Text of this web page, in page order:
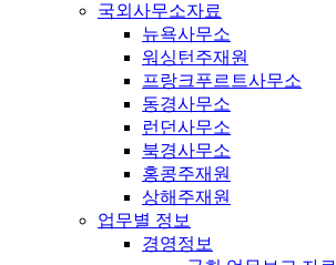
국외사무소자료
뉴욕사무소
워싱턴주재원
프랑크푸르트사무소
동경사무소
런던사무소
북경사무소
홍콩주재원
상해주재원
업무별 정보
경영정보